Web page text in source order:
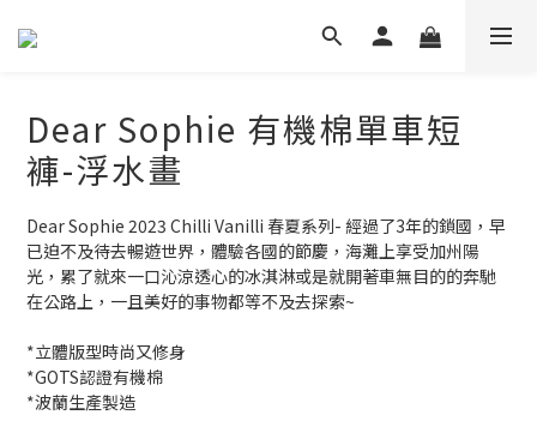
Dear Sophie 有機棉單車短
褲-浮水畫
Dear Sophie 2023 Chilli Vanilli 春夏系列- 經過了3年的鎖國，早
已迫不及待去暢遊世界，體驗各國的節慶，海灘上享受加州陽
光，累了就來一口沁涼透心的冰淇淋或是就開著車無目的的奔馳
在公路上，一且美好的事物都等不及去探索~
*立體版型時尚又修身
*GOTS認證有機棉
*波蘭生產製造